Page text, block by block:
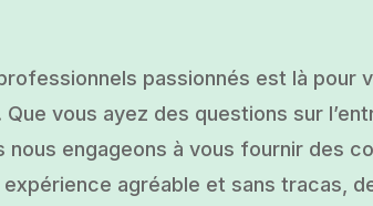
passionnés est là pour
vous ayez des questions sur
nous engageons à vous fournir des
agréable et sans tracas,